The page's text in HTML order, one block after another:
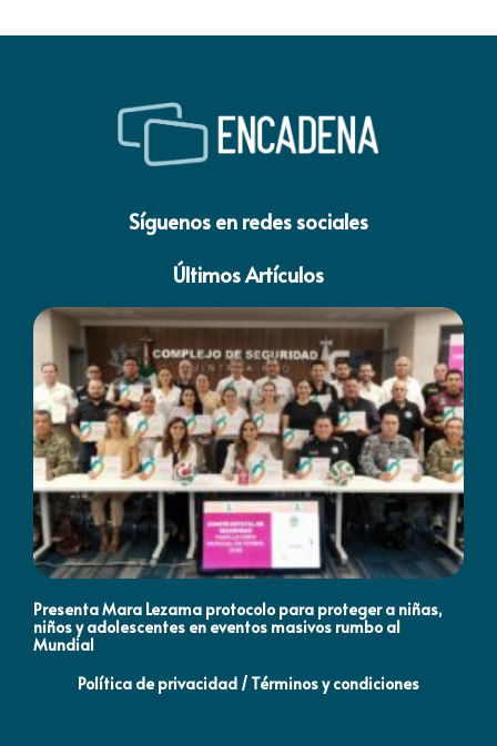
Síguenos en redes sociales
Últimos Artículos
Presenta Mara Lezama protocolo para proteger a niñas,
niños y adolescentes en eventos masivos rumbo al
Mundial
Política de privacidad / Términos y condiciones